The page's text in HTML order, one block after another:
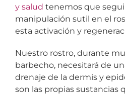
y salud tenemos que
manipulación sutil en el
esta activación y
Nuestro rostro, durante
barbecho, necesitará de
drenaje de la dermis y
son las propias sustancias